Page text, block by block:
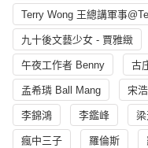
Terry Wong 王總講軍事
九十後文藝少女 - 賈雅緻
午夜工作者 Benny 古
孟希璘 Ball Mang 宋
李錦鴻 李鑑峰
瘋中三子 羅倫斯